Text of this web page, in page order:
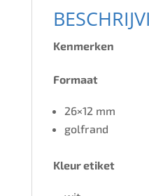
Kenmerken
Formaat
26×12 mm
golfrand
Kleur etiket